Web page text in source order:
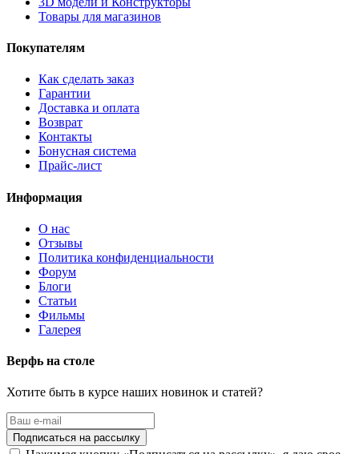
Товары для магазинов
Покупателям
Как сделать заказ
Гарантии
Доставка и оплата
Возврат
Контакты
Бонусная система
Прайс-лист
Информация
О нас
Отзывы
Политика конфиденциальности
Форум
Блоги
Статьи
Фильмы
Галерея
Верфь на столе
Хотите быть в курсе наших новинок и статей?